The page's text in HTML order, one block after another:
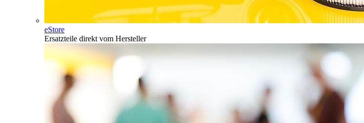
eStore
Ersatzteile direkt vom Hersteller